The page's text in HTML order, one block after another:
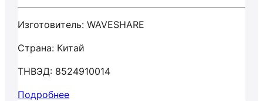
Изготовитель: WAVESHARE
Страна: Китай
ТНВЭД: 8524910014
Подробнее